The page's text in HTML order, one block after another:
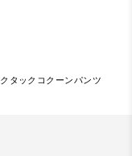
タックコクーンパンツ